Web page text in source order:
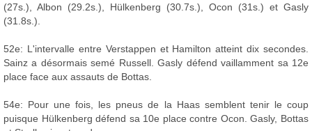
(27s.), Albon (29.2s.), Hülkenberg (30.7s.), Ocon (31s.) et Gasly
(31.8s.).
52e: L'intervalle entre Verstappen et Hamilton atteint dix secondes.
Sainz a désormais semé Russell. Gasly défend vaillamment sa 12e
place face aux assauts de Bottas.
54e: Pour une fois, les pneus de la Haas semblent tenir le coup
puisque Hülkenberg défend sa 10e place contre Ocon. Gasly, Bottas